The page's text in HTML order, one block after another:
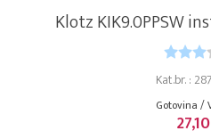
Klotz KIK9.0PPSW
Kat.br. :
Gotovina /